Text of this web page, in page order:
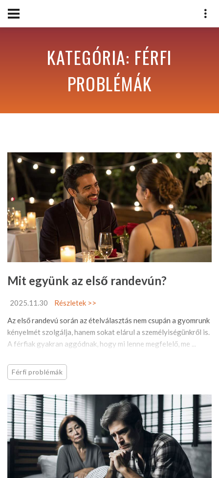
KATEGÓRIA: FÉRFI
PROBLÉMÁK
Mit együnk az első randevún?
2025.11.30
Részletek >>
Az első randevú során az ételválasztás nem csupán a gyomrunk
kényelmét szolgálja, hanem sokat elárul a személyiségünkről is.
A férfiak gyakran aggódnak, hogy mi lenne megfelelő, me ...
Férfi problémák